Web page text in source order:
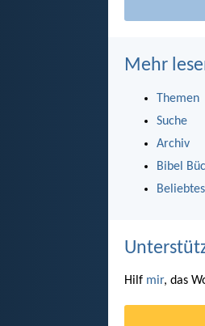
Mehr
Themen
Suche
Archiv
Bibel
Hilf mir, das